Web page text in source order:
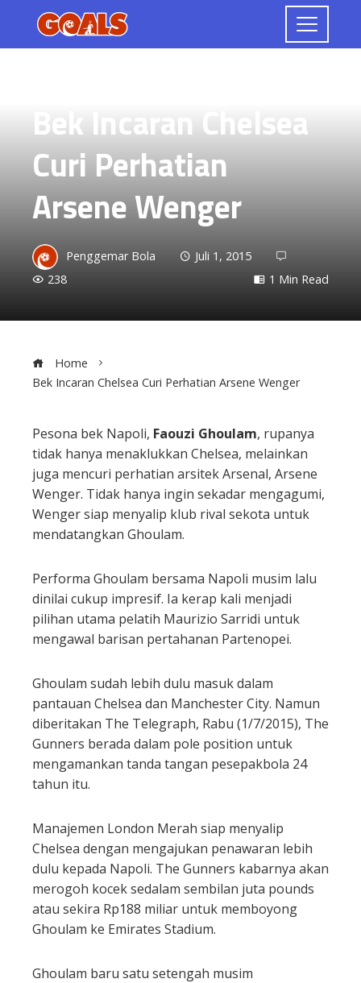
Bek Incaran Chelsea
Curi Perhatian
Arsene Wenger
Penggemar Bola
Juli 1, 2015
238
1 Min Read
Home
Bek Incaran Chelsea Curi Perhatian Arsene Wenger
Pesona bek Napoli, Faouzi Ghoulam, rupanya
tidak hanya menaklukkan Chelsea, melainkan
juga mencuri perhatian arsitek Arsenal, Arsene
Wenger. Tidak hanya ingin sekadar mengagumi,
Wenger siap menyalip klub rival sekota untuk
mendatangkan Ghoulam.
Performa Ghoulam bersama Napoli musim lalu
dinilai cukup impresif. Ia kerap kali menjadi
pilihan utama pelatih Maurizio Sarridi untuk
mengawal barisan pertahanan Partenopei.
Ghoulam sudah lebih dulu masuk dalam
pantauan Chelsea dan Manchester City. Namun
diberitakan The Telegraph, Rabu (1/7/2015), The
Gunners berada dalam pole position untuk
mengamankan tanda tangan pesepakbola 24
tahun itu.
Manajemen London Merah siap menyalip
Chelsea dengan mengajukan penawaran lebih
dulu kepada Napoli. The Gunners kabarnya akan
merogoh kocek sedalam sembilan juta pounds
atau sekira Rp188 miliar untuk memboyong
Ghoulam ke Emirates Stadium.
Ghoulam baru satu setengah musim